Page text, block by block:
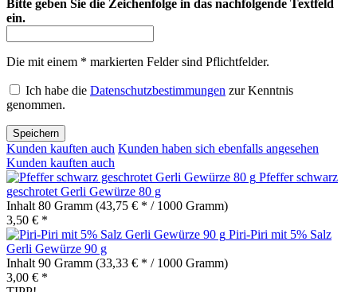
Bitte geben Sie die Zeichenfolge in das nachfolgende Textfeld
ein.
Die mit einem * markierten Felder sind Pflichtfelder.
Ich habe die Datenschutzbestimmungen zur Kenntnis
genommen.
Speichern
Kunden kauften auch Kunden haben sich ebenfalls angesehen
Kunden kauften auch
Pfeffer schwarz
geschrotet Gerli Gewürze 80 g
Inhalt 80 Gramm (43,75 € * / 1000 Gramm)
3,50 € *
Piri-Piri mit 5% Salz
Gerli Gewürze 90 g
Inhalt 90 Gramm (33,33 € * / 1000 Gramm)
3,00 € *